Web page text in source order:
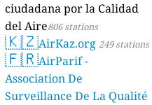
ciudadana por la Calidad
del Aire806 stations
🇰🇿AirKaz.org 249 stations
🇫🇷AirParif -
Association De
Surveillance De La Qualité